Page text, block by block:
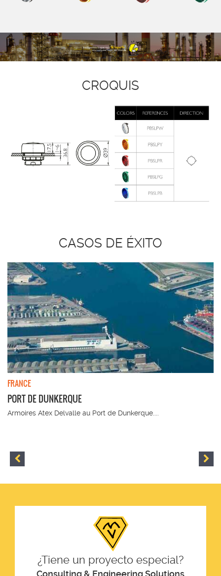
CROQUIS
CASOS DE ÉXITO
FRANCE
PORT DE DUNKERQUE
Armoires Atex Delvalle au Port de Dunkerque....
¿Tiene un proyecto especial?
Consulting & Engineering Solutions